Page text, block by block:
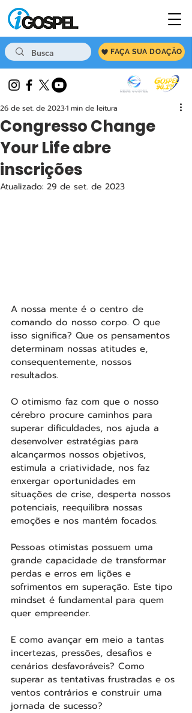
FAÇA SUA DOAÇÃO
Congresso Change
Your Life abre
inscrições
26 de set. de 20231 min de leitura
Atualizado: 29 de set. de 2023
A nossa mente é o centro de
comando do nosso corpo. O que
isso significa? Que os pensamentos
determinam nossas atitudes e,
consequentemente, nossos
resultados.
O otimismo faz com que o nosso
cérebro procure caminhos para
superar dificuldades, nos ajuda a
desenvolver estratégias para
alcançarmos nossos objetivos,
estimula a criatividade, nos faz
enxergar oportunidades em
situações de crise, desperta nossos
potenciais, reequilibra nossas
emoções e nos mantém focados.
Pessoas otimistas possuem uma
grande capacidade de transformar
perdas e erros em lições e
sofrimentos em superação. Este tipo
mindset é fundamental para quem
quer empreender.
E como avançar em meio a tantas
incertezas, pressões, desafios e
cenários desfavoráveis? Como
superar as tentativas frustradas e os
ventos contrários e construir uma
jornada de sucesso?